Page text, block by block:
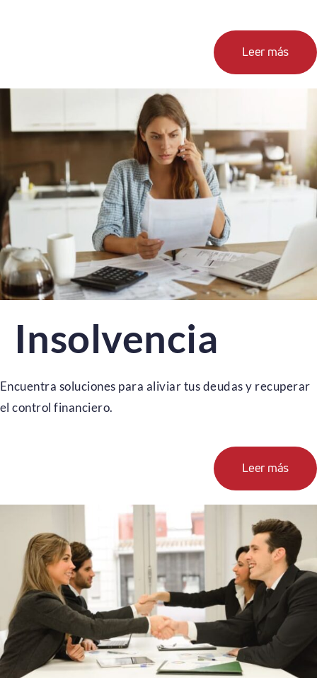
Leer más
Insolvencia
Encuentra soluciones para aliviar tus deudas y recuperar
el control financiero.
Leer más